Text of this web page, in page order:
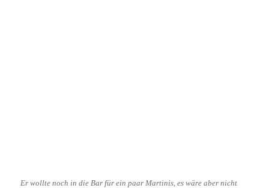
Er wollte noch in die Bar für ein paar Martinis, es wäre aber nicht